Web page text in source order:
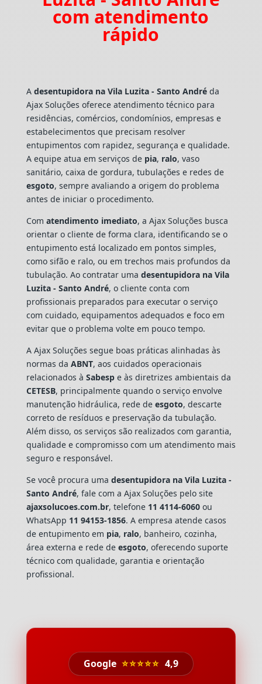
com atendimento
rápido
A desentupidora na Vila Luzita - Santo Andréda
Ajax Soluções oferece atendimento técnico para
residências, comércios, condomínios, empresas e
estabelecimentos que precisam resolver
entupimentos com rapidez, segurança e qualidade.
A equipe atua em serviços de pia, ralo, vaso
sanitário, caixa de gordura, tubulações e redes de
esgoto, sempre avaliando a origem do problema
antes de iniciar o procedimento.
Com atendimento imediato, a Ajax Soluções busca
orientar o cliente de forma clara, identificando se o
entupimento está localizado em pontos simples,
como sifão e ralo, ou em trechos mais profundos da
tubulação. Ao contratar uma desentupidora na Vila
Luzita - Santo André, o cliente conta com
profissionais preparados para executar o serviço
com cuidado, equipamentos adequados e foco em
evitar que o problema volte em pouco tempo.
A Ajax Soluções segue boas práticas alinhadas às
normas da ABNT, aos cuidados operacionais
relacionados à Sabespe às diretrizes ambientais da
CETESB, principalmente quando o serviço envolve
manutenção hidráulica, rede de esgoto, descarte
correto de resíduos e preservação da tubulação.
Além disso, os serviços são realizados com garantia,
qualidade e compromisso com um atendimento mais
seguro e responsável.
Se você procura uma desentupidora na Vila Luzita -
Santo André, fale com a Ajax Soluções pelo site
ajaxsolucoes.com.br, telefone 11 4114-6060ou
WhatsApp 11 94153-1856. A empresa atende casos
de entupimento em pia, ralo, banheiro, cozinha,
área externa e rede de esgoto, oferecendo suporte
técnico com qualidade, garantia e orientação
profissional.
Google ⭐⭐⭐⭐⭐ 4,9